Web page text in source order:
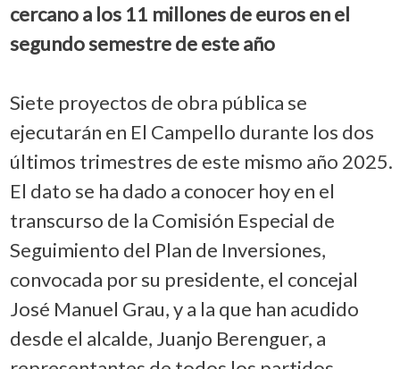
cercano a los 11 millones de euros en el
segundo semestre de este año
Siete proyectos de obra pública se
ejecutarán en El Campello durante los dos
últimos trimestres de este mismo año 2025.
El dato se ha dado a conocer hoy en el
transcurso de la Comisión Especial de
Seguimiento del Plan de Inversiones,
convocada por su presidente, el concejal
José Manuel Grau, y a la que han acudido
desde el alcalde, Juanjo Berenguer, a